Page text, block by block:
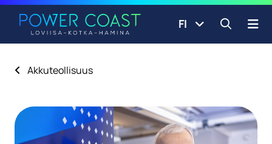
Siirry sisältöön
FI Avaa
Akkuteollisuus